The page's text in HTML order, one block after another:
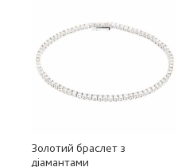
Золотий браслет з
діамантами